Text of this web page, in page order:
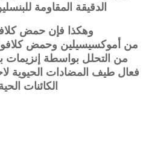
الدقيقة المقاومة
وهكذا فإن حمض
من أموكسيسيلين وحمض
من التحلل بواسطة إنزيمات
فعال طيف المضادات الحيوية
الكائنات